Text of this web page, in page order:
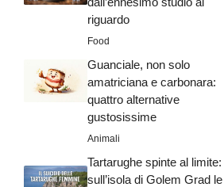
riguardo
Food
Guanciale, non solo
amatriciana e carbonara:
quattro alternative
gustosissime
Animali
Tartarughe spinte al limite:
sull’isola di Golem Grad le